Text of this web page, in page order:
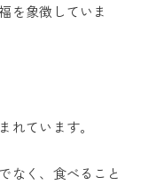
を象徴していま
れています。
なく、食べること